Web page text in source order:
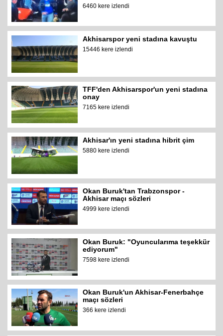
6460 kere izlendi
Akhisarspor yeni stadına kavuştu
15446 kere izlendi
TFF'den Akhisarspor'un yeni stadına
onay
7165 kere izlendi
Akhisar'ın yeni stadına hibrit çim
5880 kere izlendi
Okan Buruk'tan Trabzonspor -
Akhisar maçı sözleri
4999 kere izlendi
Okan Buruk: "Oyuncularıma teşekkür
ediyorum"
7598 kere izlendi
Okan Buruk'un Akhisar-Fenerbahçe
maçı sözleri
366 kere izlendi